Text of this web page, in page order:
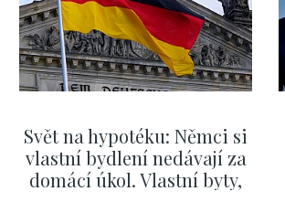
Svět na hypotéku: Němci si
vlastní bydlení nedávají za
domácí úkol. Vlastní byty,